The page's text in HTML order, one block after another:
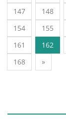
147
148
154
155
161
162
168
»